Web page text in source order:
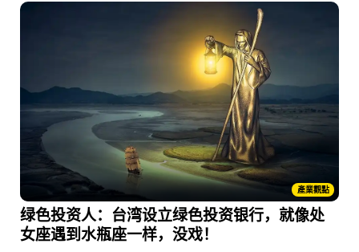
產業觀點
绿色投资人：台湾设立绿色投资银行，就像处
女座遇到水瓶座一样，没戏！